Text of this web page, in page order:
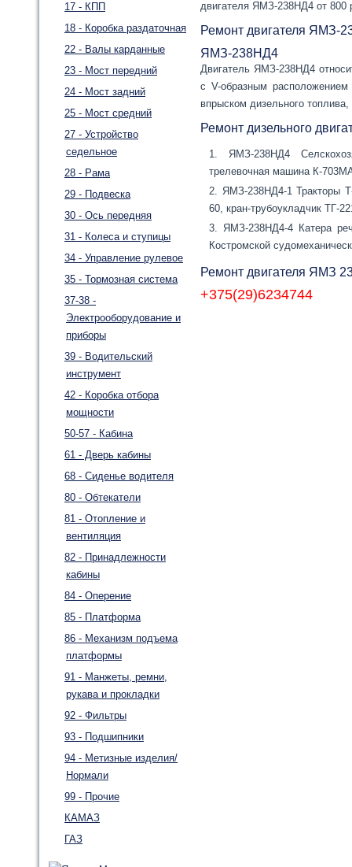
17 - КПП
18 - Коробка раздаточная
22 - Валы карданные
23 - Мост передний
24 - Мост задний
25 - Мост средний
27 - Устройство
седельное
28 - Рама
29 - Подвеска
30 - Ось передняя
31 - Колеса и ступицы
34 - Управление рулевое
35 - Тормозная система
37-38 -
Электрооборудование и
приборы
39 - Водительский
инструмент
42 - Коробка отбора
мощности
50-57 - Кабина
61 - Дверь кабины
68 - Сиденье водителя
80 - Обтекатели
81 - Отопление и
вентиляция
82 - Принадлежности
кабины
84 - Оперение
85 - Платформа
86 - Механизм подъема
платформы
91 - Манжеты, ремни,
рукава и прокладки
92 - Фильтры
93 - Подшипники
94 - Метизные изделия/
Нормали
99 - Прочие
КАМАЗ
ГАЗ
двигателя ЯМЗ-238НД4 от 800
Ремонт двигателя ЯМЗ-
ЯМЗ-238НД4
Двигатель ЯМЗ-238НД4
с V-образным
впрыском дизельного
Ремонт дизельного
ЯМЗ-238НД4
трелевочная машина К-
ЯМЗ-238НД4-1 Тракторы
60, кран-трубоукладчик ТГ-
ЯМЗ-238НД4-4 Катера
Костромской
Ремонт двигателя ЯМЗ
+375(29)6234744